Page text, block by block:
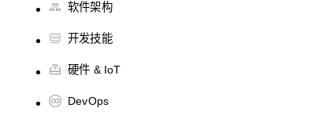
软件架构
开发技能
硬件 & IoT
DevOps